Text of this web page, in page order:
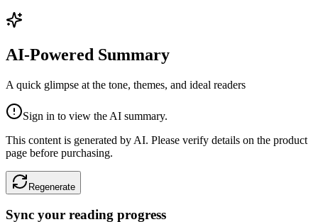
AI-Powered Summary
A quick glimpse at the tone, themes, and ideal readers
Sign in to view the AI summary.
This content is generated by AI. Please verify details on the product
page before purchasing.
Regenerate
Sync your reading progress